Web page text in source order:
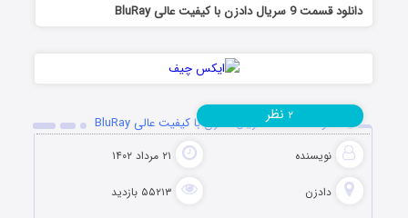
دانلود قسمت 9 سریال دادزن با کیفیت عالی BluRay
دانلود قسمت 9 سریال دادزن با کیفیت عالی BluRay
نویسنده ۲۱ مرداد ۱۴۰۲
دادزن ۵۵۲۱۳ بازدید
۲ نظر